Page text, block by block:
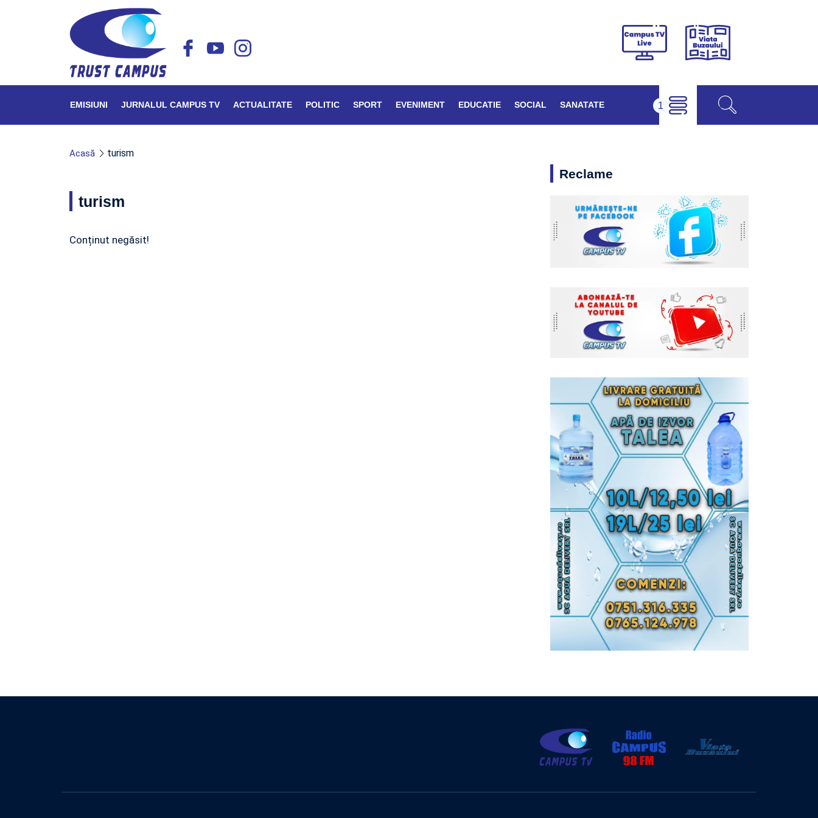
Campus
Viața
EMISIUNI JURNALUL CAMPUS TV ACTUALITATE POLITIC SPORT EVENIMENT EDUCATIE SOCIAL SANATATE
Acasă turism
turism
Conținut negăsit!
Reclame